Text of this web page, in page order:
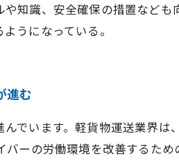
知識、安全確保の措置など
うになっている。
進む
でいます。軽貨物運送業界
ーの労働環境を改善するた